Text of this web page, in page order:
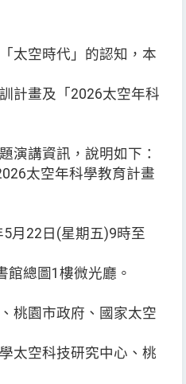
太空時代」的認知，本
計畫及「2026太空年科
演講資訊，說明如下：
太空年科學教育計畫
月22日(星期五)9時至
館總圖1樓微光廳。
桃園市政府、國家太空
太空科技研究中心、桃